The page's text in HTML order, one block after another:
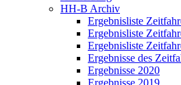
HH-B Archiv
Ergebnisliste
Ergebnisliste
Ergebnisliste
Ergebnisse des
Ergebnisse 2020
Ergebnisse 2019